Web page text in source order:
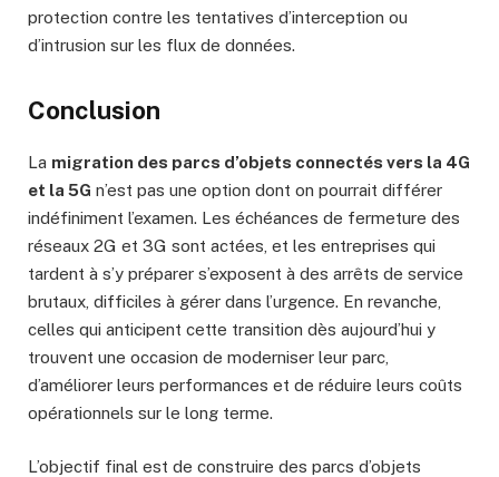
protection contre les tentatives d’interception ou
d’intrusion sur les flux de données.
Conclusion
La migration des parcs d’objets connectés vers la 4G
et la 5G n’est pas une option dont on pourrait différer
indéfiniment l’examen. Les échéances de fermeture des
réseaux 2G et 3G sont actées, et les entreprises qui
tardent à s’y préparer s’exposent à des arrêts de service
brutaux, difficiles à gérer dans l’urgence. En revanche,
celles qui anticipent cette transition dès aujourd’hui y
trouvent une occasion de moderniser leur parc,
d’améliorer leurs performances et de réduire leurs coûts
opérationnels sur le long terme.
L’objectif final est de construire des parcs d’objets